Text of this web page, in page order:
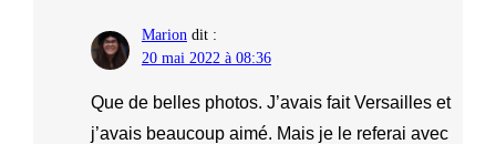
Marion dit :
20 mai 2022 à 08:36
Que de belles photos. J’avais fait Versailles et
j’avais beaucoup aimé. Mais je le referai avec